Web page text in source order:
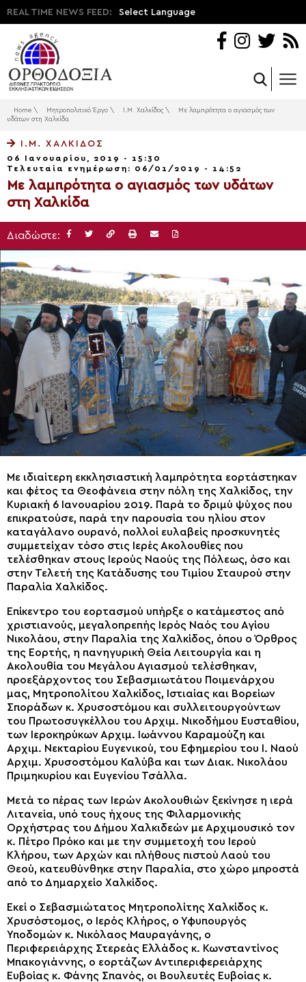
REAL TIME NEWS FEED: Select Language
Home \ Μητροπολιτικό Έργο \ Ι.Μ. Χαλκίδος \
Με λαμπρότητα ο αγιασμός των
υδάτων στη Χαλκίδα
Ι.Μ. ΧΑΛΚΊΔΟΣ
06 Ιανουαρίου, 2019 - 15:30
Τελευταία ενημέρωση: 06/01/2019 - 14:52
Με λαμπρότητα ο αγιασμός των υδάτων
στη Χαλκίδα
Διαδώστε:
Με ιδιαίτερη εκκλησιαστική λαμπρότητα εορτάστηκαν
και φέτος τα Θεοφάνεια στην πόλη της Χαλκίδος, την
Κυριακή 6 Ιανουαρίου 2019. Παρά το δριμύ ψύχος που
επικρατούσε, παρά την παρουσία του ηλίου στον
καταγάλανο ουρανό, πολλοί ευλαβείς προσκυνητές
συμμετείχαν τόσο στις Ιερές Ακολουθίες που
τελέσθηκαν στους Ιερούς Ναούς της Πόλεως, όσο και
στην Τελετή της Κατάδυσης του Τιμίου Σταυρού στην
Παραλία Χαλκίδος.
Επίκεντρο του εορτασμού υπήρξε ο κατάμεστος από
χριστιανούς, μεγαλοπρεπής Ιερός Ναός του Αγίου
Νικολάου, στην Παραλία της Χαλκίδος, όπου ο Όρθρος
της Εορτής, η πανηγυρική Θεία Λειτουργία και η
Ακολουθία του Μεγάλου Αγιασμού τελέσθηκαν,
προεξάρχοντος του Σεβασμιωτάτου Ποιμενάρχου
μας, Μητροπολίτου Χαλκίδος, Ιστιαίας και Βορείων
Σποράδων κ. Χρυσοστόμου και συλλειτουργούντων
του Πρωτοσυγκέλλου του Αρχιμ. Νικοδήμου Ευσταθίου,
των Ιεροκηρύκων Αρχιμ. Ιωάννου Καραμούζη και
Αρχιμ. Νεκταρίου Ευγενικού, του Εφημερίου του Ι. Ναού
Αρχιμ. Χρυσοστόμου Καλύβα και των Διακ. Νικολάου
Πριμηκυρίου και Ευγενίου Τσάλλα.
Μετά το πέρας των Ιερών Ακολουθιών ξεκίνησε η ιερά
Λιτανεία, υπό τους ήχους της Φιλαρμονικής
Ορχήστρας του Δήμου Χαλκιδεών με Αρχιμουσικό τον
κ. Πέτρο Πρόκο και με την συμμετοχή του Ιερού
Κλήρου, των Αρχών και πλήθους πιστού Λαού του
Θεού, κατευθύνθηκε στην Παραλία, στο χώρο μπροστά
από το Δημαρχείο Χαλκίδος.
Εκεί ο Σεβασμιώτατος Μητροπολίτης Χαλκίδος κ.
Χρυσόστομος, ο Ιερός Κλήρος, ο Υφυπουργός
Υποδομών κ. Νικόλαος Μαυραγάνης, ο
Περιφερειάρχης Στερεάς Ελλάδος κ. Κωνσταντίνος
Μπακογιάννης, ο εορτάζων Αντιπεριφερειάρχης
Ευβοίας κ. Φάνης Σπανός, οι Βουλευτές Ευβοίας κ.